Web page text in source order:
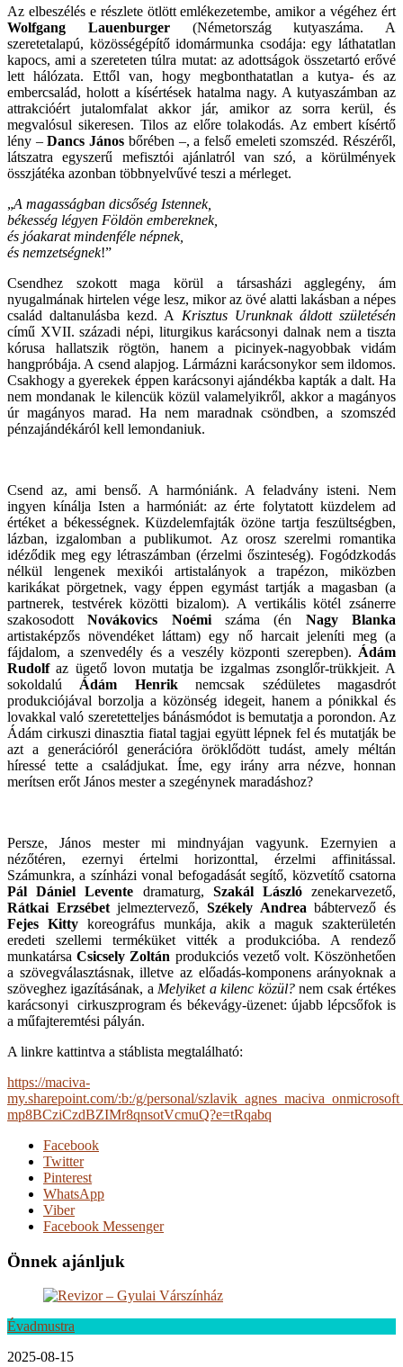
Az elbeszélés e részlete ötlött emlékezetembe, amikor a végéhez ért
Wolfgang Lauenburger(Németország kutyaszáma. A
szeretetalapú, közösségépítő idomármunka csodája: egy láthatatlan
kapocs, ami a szereteten túlra mutat: az adottságok összetartó erővé
lett hálózata. Ettől van, hogy megbonthatatlan a kutya- és az
embercsalád, holott a kísértések hatalma nagy. A kutyaszámban az
attrakcióért jutalomfalat akkor jár, amikor az sorra kerül, és
megvalósul sikeresen. Tilos az előre tolakodás. Az embert kísértő
lény –Dancs János bőrében –, a felső emeleti szomszéd. Részéről,
látszatra egyszerű mefisztói ajánlatról van szó, a körülmények
összjátéka azonban többnyelvűvé teszi a mérleget.
„A magasságban dicsőség Istennek,
békesség légyen Földön embereknek,
és jóakarat mindenféle népnek,
és nemzetségnek!”
Csendhez szokott maga körül a társasházi agglegény, ám
nyugalmának hirtelen vége lesz, mikor az övé alatti lakásban a népes
család daltanulásba kezd. A Krisztus Urunknak áldott születésén
című XVII. századi népi, liturgikus karácsonyi dalnak nem a tiszta
kórusa hallatszik rögtön, hanem a picinyek-nagyobbak vidám
hangpróbája. A csend alapjog. Lármázni karácsonykor sem ildomos.
Csakhogy a gyerekek éppen karácsonyi ajándékba kapták a dalt. Ha
nem mondanak le kilencük közül valamelyikről, akkor a magányos
úr magányos marad. Ha nem maradnak csöndben, a szomszéd
pénzajándékáról kell lemondaniuk.
Csend az, ami benső. A harmóniánk. A feladvány isteni. Nem
ingyen kínálja Isten a harmóniát: az érte folytatott küzdelem ad
értéket a békességnek. Küzdelemfajták özöne tartja feszültségben,
lázban, izgalomban a publikumot. Az orosz szerelmi romantika
idéződik meg egy létraszámban (érzelmi őszinteség). Fogódzkodás
nélkül lengenek mexikói artistalányok a trapézon, miközben
karikákat pörgetnek, vagy éppen egymást tartják a magasban (a
partnerek, testvérek közötti bizalom). A vertikális kötél zsánerre
szakosodottNovákovics Noémiszáma (én Nagy Blanka
artistaképzős növendéket láttam) egy nő harcait jeleníti meg (a
fájdalom, a szenvedély és a veszély központi szerepben). Ádám
Rudolfaz ügető lovon mutatja be izgalmas zsonglőr-trükkjeit. A
sokoldalú Ádám Henriknemcsak szédületes magasdrót
produkciójával borzolja a közönség idegeit, hanem a pónikkal és
lovakkal való szeretetteljes bánásmódot is bemutatja a porondon. Az
Ádám cirkuszi dinasztia fiatal tagjai együtt lépnek fel és mutatják be
azt a generációról generációra öröklődött tudást, amely méltán
híressé tette a családjukat. Íme, egy irány arra nézve, honnan
merítsen erőt János mester a szegénynek maradáshoz?
Persze, János mester mi mindnyájan vagyunk. Ezernyien a
nézőtéren, ezernyi értelmi horizonttal, érzelmi affinitással.
Számunkra, a színházi vonal befogadását segítő, közvetítő csatorna
Pál Dániel Levente dramaturg, Szakál Lászlózenekarvezető,
Rátkai Erzsébetjelmeztervező,Székely Andrea bábtervező és
Fejes Kitty koreográfus munkája, akik a maguk szakterületén
eredeti szellemi terméküket vitték a produkcióba. A rendező
munkatársaCsicsely Zoltán produkciós vezető volt. Köszönhetően
a szövegválasztásnak, illetve az előadás-komponens arányoknak a
szöveghez igazításának, a Melyiket a kilenc közül?nem csak értékes
karácsonyi cirkuszprogram és békevágy-üzenet: újabb lépcsőfok is
a műfajteremtési pályán.
A linkre kattintva a stáblista megtalálható:
https://maciva-
my.sharepoint.com/:b:/g/personal/
mp8BCziCzdBZIMr8qnsotVcmuQ?e=tRqabq
Facebook
Twitter
Pinterest
WhatsApp
Viber
Facebook Messenger
Önnek ajánljuk
Évadmustra
2025-08-15